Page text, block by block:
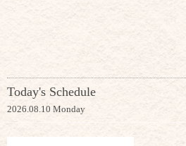
Today's Schedule
2026.08.10 Monday